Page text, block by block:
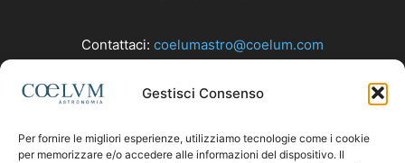
Gestisci Consenso
Per fornire le migliori esperienze, utilizziamo tecnologie come i cookie
per memorizzare e/o accedere alle informazioni del dispositivo. Il
Contattaci: coelumastro@coelum.com
SEGUICI